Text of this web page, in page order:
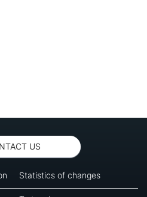
US
Statistics of changes